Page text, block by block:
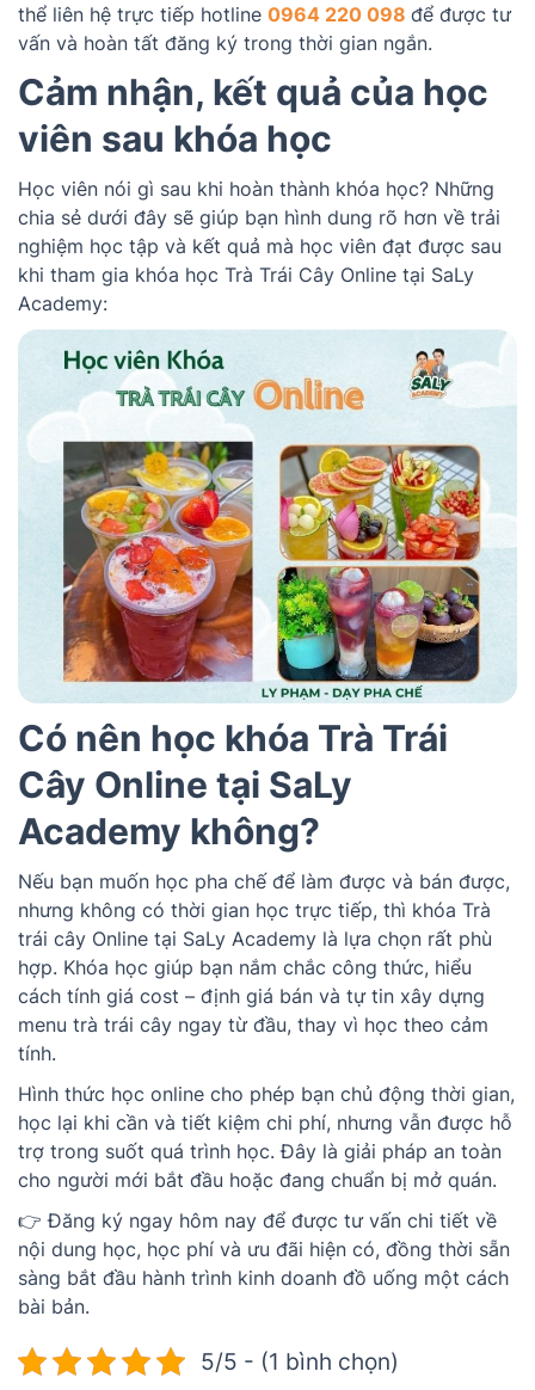
thể liên hệ trực tiếp hotline 0964 220 098 để được tư
vấn và hoàn tất đăng ký trong thời gian ngắn.
Cảm nhận, kết quả của học
viên sau khóa học
Học viên nói gì sau khi hoàn thành khóa học? Những
chia sẻ dưới đây sẽ giúp bạn hình dung rõ hơn về trải
nghiệm học tập và kết quả mà học viên đạt được sau
khi tham gia khóa học Trà Trái Cây Online tại SaLy
Academy:
Có nên học khóa Trà Trái
Cây Online tại SaLy
Academy không?
Nếu bạn muốn học pha chế để làm được và bán được,
nhưng không có thời gian học trực tiếp, thì khóa Trà
trái cây Online tại SaLy Academy là lựa chọn rất phù
hợp. Khóa học giúp bạn nắm chắc công thức, hiểu
cách tính giá cost – định giá bán và tự tin xây dựng
menu trà trái cây ngay từ đầu, thay vì học theo cảm
tính.
Hình thức học online cho phép bạn chủ động thời gian,
học lại khi cần và tiết kiệm chi phí, nhưng vẫn được hỗ
trợ trong suốt quá trình học. Đây là giải pháp an toàn
cho người mới bắt đầu hoặc đang chuẩn bị mở quán.
👉 Đăng ký ngay hôm nay để được tư vấn chi tiết về
nội dung học, học phí và ưu đãi hiện có, đồng thời sẵn
sàng bắt đầu hành trình kinh doanh đồ uống một cách
bài bản.
5/5 - (1 bình chọn)